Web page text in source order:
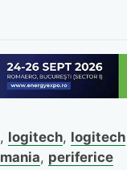
, logitech, logitech
, periferice